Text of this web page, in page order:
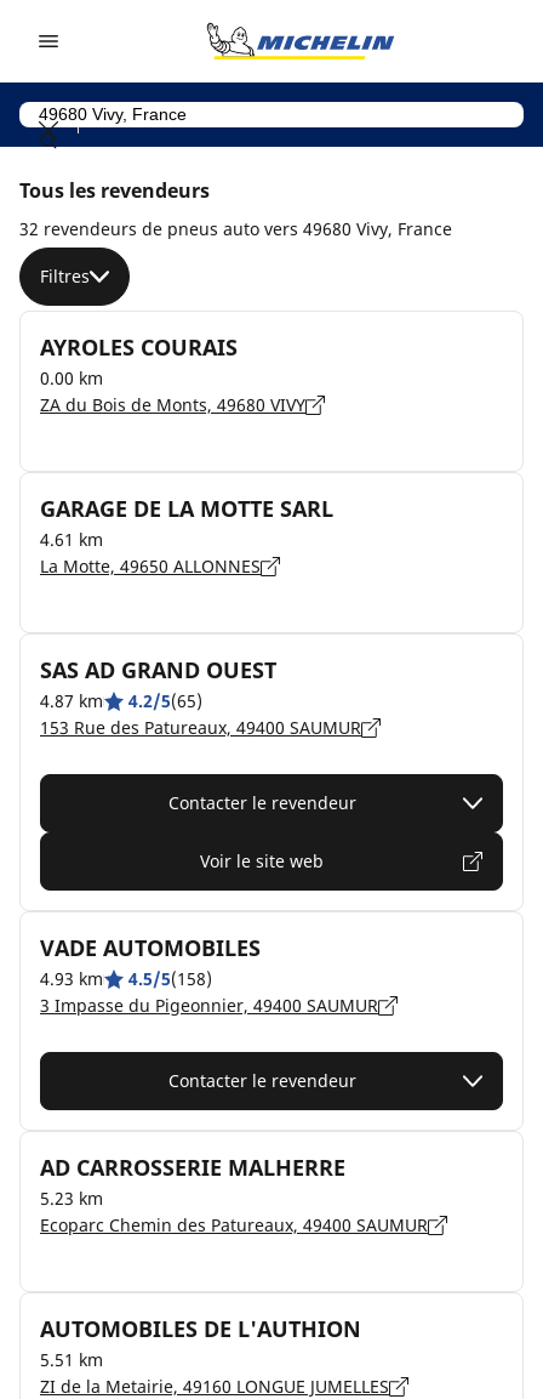
Tous les revendeurs
32 revendeurs de pneus auto vers 49680 Vivy, France
Filtres
AYROLES COURAIS
0.00 km
ZA du Bois de Monts, 49680 VIVY
GARAGE DE LA MOTTE SARL
4.61 km
La Motte, 49650 ALLONNES
SAS AD GRAND OUEST
4.87 km 4.2/5(65)
153 Rue des Patureaux, 49400 SAUMUR
Contacter le revendeur
Voir le site web
VADE AUTOMOBILES
4.93 km 4.5/5(158)
3 Impasse du Pigeonnier, 49400 SAUMUR
Contacter le revendeur
AD CARROSSERIE MALHERRE
5.23 km
Ecoparc Chemin des Patureaux, 49400 SAUMUR
AUTOMOBILES DE L'AUTHION
5.51 km
ZI de la Metairie, 49160 LONGUE JUMELLES